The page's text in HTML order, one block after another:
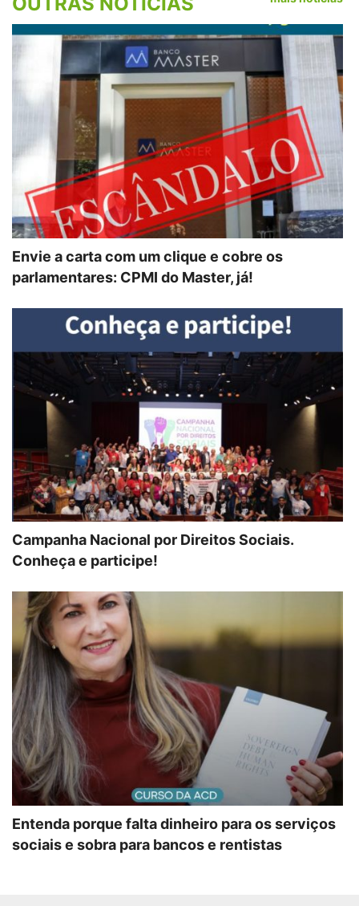
Envie a carta com um clique e cobre os
parlamentares: CPMI do Master, já!
Campanha Nacional por Direitos Sociais.
Conheça e participe!
Entenda porque falta dinheiro para os serviços
sociais e sobra para bancos e rentistas